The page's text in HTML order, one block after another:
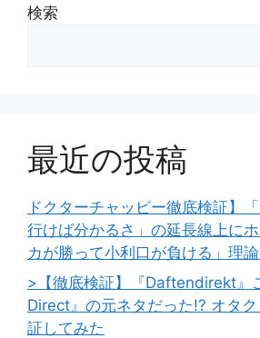
検索
最近の投稿
ドクターチャッピー徹底検証】「
行けば分かるさ」の延長線上に
カが勝って小利口が負ける」理
>【徹底検証】『Daftendirekt』
Direct』の元ネタだった!? オタ
証してみた